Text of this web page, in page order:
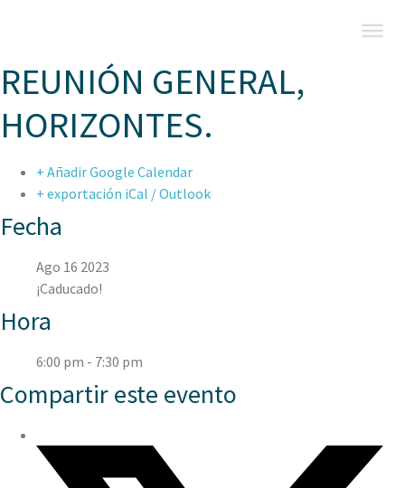
REUNIÓN GENERAL,
HORIZONTES.
+ Añadir Google Calendar
+ exportación iCal / Outlook
Fecha
Ago 16 2023
¡Caducado!
Hora
6:00 pm - 7:30 pm
Compartir este evento